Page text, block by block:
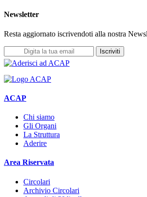
Newsletter
Resta aggiornato iscrivendoti alla nostra
Iscriviti
ACAP
Chi siamo
Gli Organi
La Struttura
Aderire
Area Riservata
Circolari
Archivio Circolari